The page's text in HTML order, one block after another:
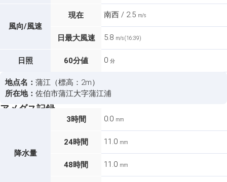
風向/風速
現在 南西 / 2.5 m/s
日最大風速 5.8 m/s (16:39)
日照 60分値 0 分
地点名： 蒲江（標高：2m）
所在地： 佐伯市蒲江大字蒲江浦
アメダス記録
降水量
3時間 0.0 mm
24時間 11.0 mm
48時間 11.0 mm